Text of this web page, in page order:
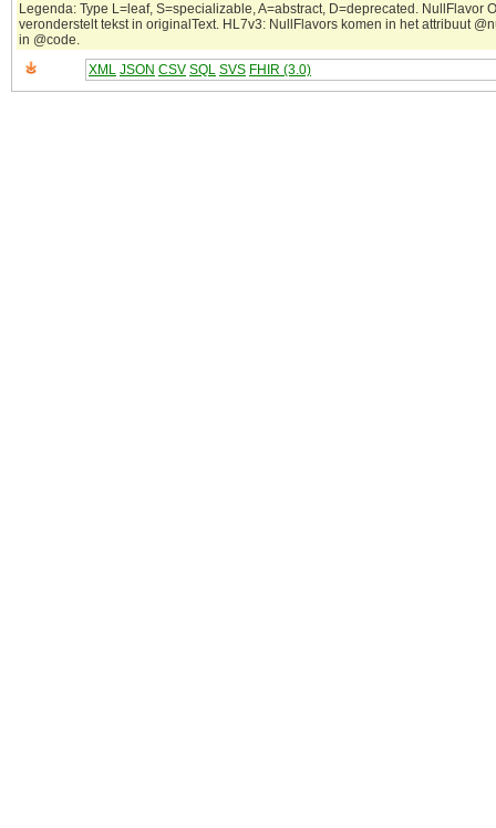
Legenda: Type L=leaf, S=specializable, A=abstract, D=deprecated. NullFlavor
veronderstelt tekst in originalText. HL7v3: NullFlavors komen in het attribuut
in @code.
XML JSON CSV SQL SVS FHIR (3.0)